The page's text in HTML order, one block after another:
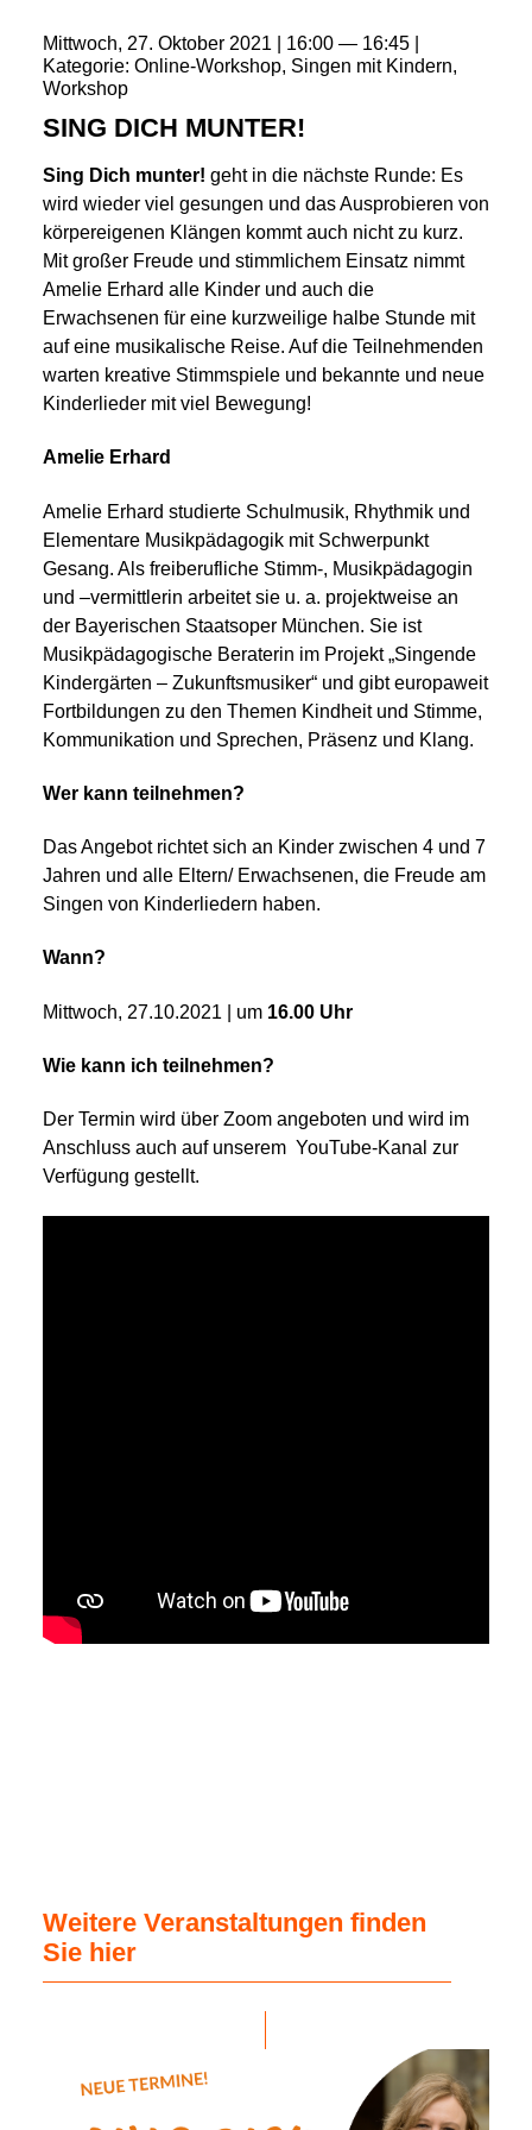
Mittwoch 27 Oktober 2021 16:00
16:45
Kategorie Online-Workshop Singen mit Kindern
Workshop
SING DICH MUNTER!
Sing Dich munter! geht in die nächste Runde: Es
wird wieder viel gesungen und das Ausprobieren von
körpereigenen Klängen kommt auch nicht zu kurz.
Mit großer Freude und stimmlichem Einsatz nimmt
Amelie Erhard alle Kinder und auch die
Erwachsenen für eine kurzweilige halbe Stunde mit
auf eine musikalische Reise. Auf die Teilnehmenden
warten kreative Stimmspiele und bekannte und neue
Kinderlieder mit viel Bewegung!
Amelie Erhard
Amelie Erhard studierte Schulmusik, Rhythmik und
Elementare Musikpädagogik mit Schwerpunkt
Gesang. Als freiberufliche Stimm-, Musikpädagogin
und –vermittlerin arbeitet sie u. a. projektweise an
der Bayerischen Staatsoper München. Sie ist
Musikpädagogische Beraterin im Projekt „Singende
Kindergärten – Zukunftsmusiker“ und gibt europaweit
Fortbildungen zu den Themen Kindheit und Stimme,
Kommunikation und Sprechen, Präsenz und Klang.
Wer kann teilnehmen?
Das Angebot richtet sich an Kinder zwischen 4 und 7
Jahren und alle Eltern/ Erwachsenen, die Freude am
Singen von Kinderliedern haben.
Wann?
Mittwoch, 27.10.2021 | um 16.00 Uhr
Wie kann ich teilnehmen?
Der Termin wird über Zoom angeboten und wird im
Anschluss auch auf unserem YouTube-Kanal zur
Verfügung gestellt.
Weitere Veranstaltungen finden
Sie hier